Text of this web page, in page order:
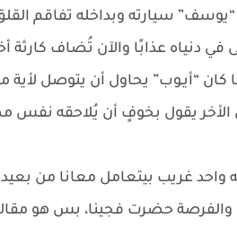
سيارته وبداخله تفاقم
في دنياه عذابًا والآن تُضاف كارثة
كان “أيـوب” يحاول أن يتوصل
يقول بخوفٍ أن يُلاحقه نفس
واحد غريب بيتعامل معانا من
والفرصة حضرت فجينا، بس هو